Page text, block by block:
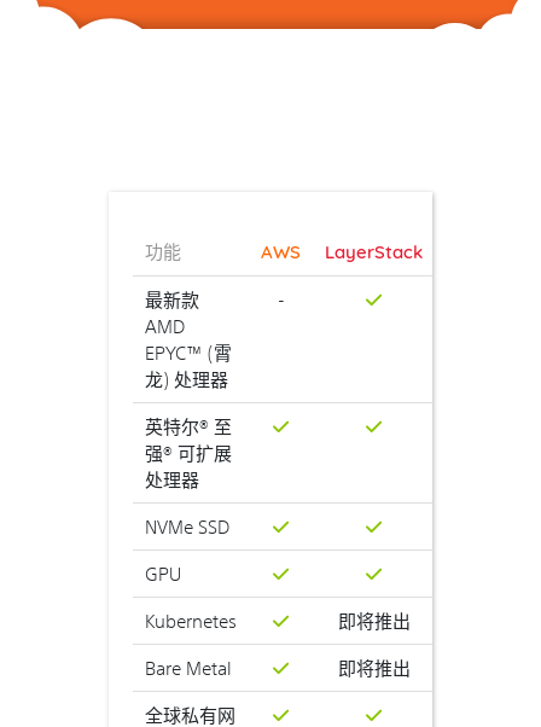
功能 AWS LayerStack
最新款
AMD
EPYC™ (霄
龙) 处理器
-
英特尔® 至
强® 可扩展
处理器
NVMe SSD
GPU
Kubernetes 即将推出
Bare Metal 即将推出
全球私有网